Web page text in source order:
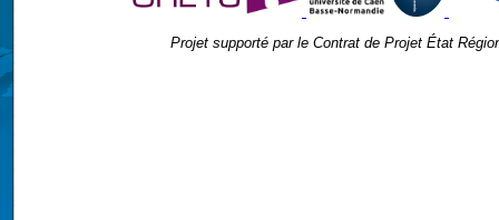
Projet supporté par le Contrat de Projet État